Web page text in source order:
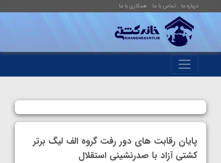
درباره ما تماس با ما همکاری با ما
پایان رقابت های دور رفت گروه الف لیگ برتر
کشتی آزاد با صدرنشینی استقلال